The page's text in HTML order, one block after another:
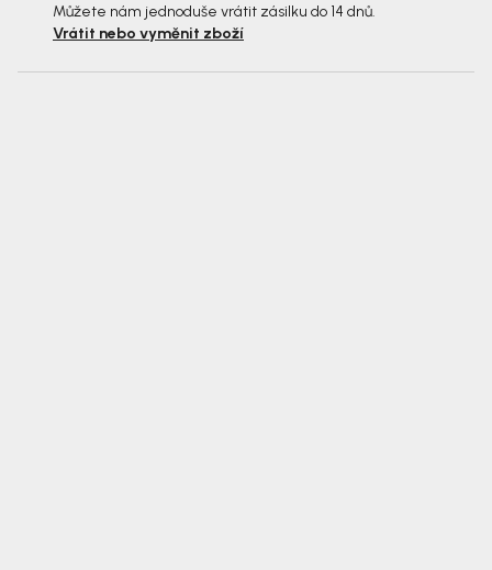
Můžete nám jednoduše vrátit zásilku do 14 dnů.
Vrátit nebo vyměnit zboží